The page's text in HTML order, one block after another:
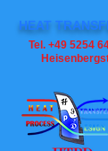
HEAT
Tel. +49 5254